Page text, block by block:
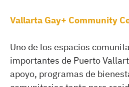
Vallarta Gay+ Community
Uno de los espacios
importantes de Puerto
apoyo, programas de